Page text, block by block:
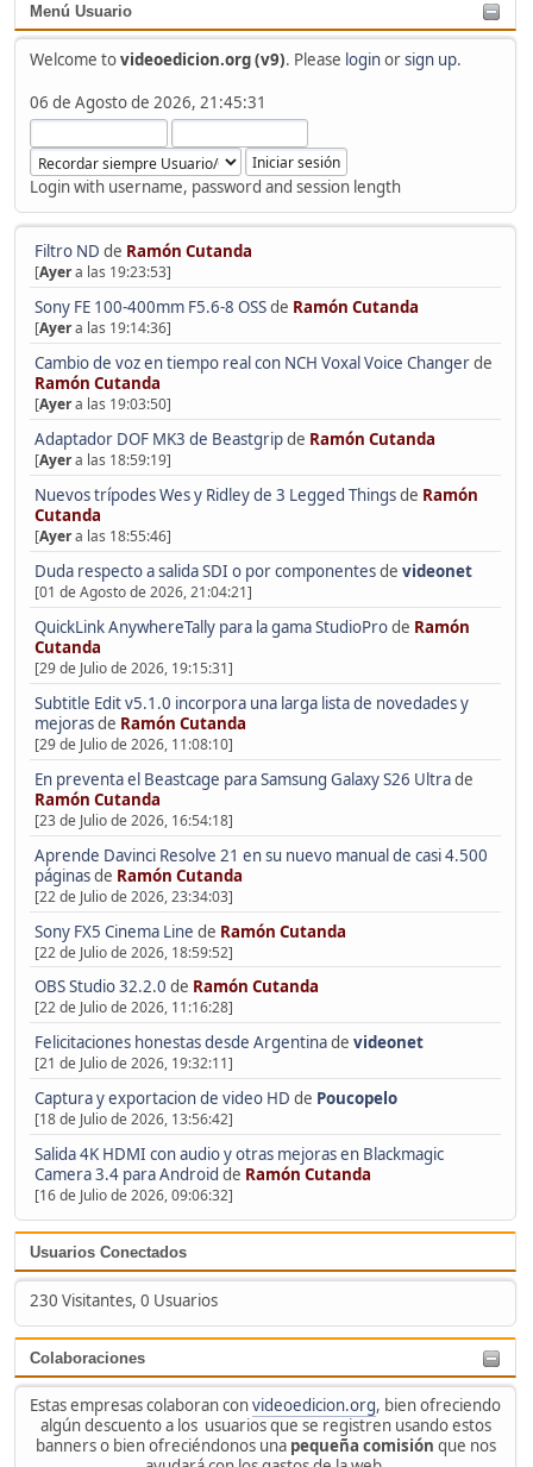
Menú Usuario
Welcome tovideoedicion.org (v9). Please loginorsign up.
06 de Agosto de 2026, 21:45:31
Login with username, password and session length
Filtro ND de Ramón Cutanda
[Ayera las 19:23:53]
Sony FE 100-400mm F5.6-8 OSSde Ramón Cutanda
[Ayera las 19:14:36]
Cambio de voz en tiempo real con NCH Voxal Voice Changerde
Ramón Cutanda
[Ayera las 19:03:50]
Adaptador DOF MK3 de Beastgripde Ramón Cutanda
[Ayera las 18:59:19]
Nuevos trípodes Wes y Ridley de 3 Legged Thingsde Ramón
Cutanda
[Ayera las 18:55:46]
Duda respecto a salida SDI o por componentesde videonet
[01 de Agosto de 2026, 21:04:21]
QuickLink AnywhereTally para la gama StudioProde Ramón
Cutanda
[29 de Julio de 2026, 19:15:31]
Subtitle Edit v5.1.0 incorpora una larga lista de novedades y
mejorasde Ramón Cutanda
[29 de Julio de 2026, 11:08:10]
En preventa el Beastcage para Samsung Galaxy S26 Ultrade
Ramón Cutanda
[23 de Julio de 2026, 16:54:18]
Aprende Davinci Resolve 21 en su nuevo manual de casi 4.500
páginasde Ramón Cutanda
[22 de Julio de 2026, 23:34:03]
Sony FX5 Cinema Line de Ramón Cutanda
[22 de Julio de 2026, 18:59:52]
OBS Studio 32.2.0 de Ramón Cutanda
[22 de Julio de 2026, 11:16:28]
Felicitaciones honestas desde Argentinade videonet
[21 de Julio de 2026, 19:32:11]
Captura y exportacion de video HD de Poucopelo
[18 de Julio de 2026, 13:56:42]
Salida 4K HDMI con audio y otras mejoras en Blackmagic
Camera 3.4 para Android de Ramón Cutanda
[16 de Julio de 2026, 09:06:32]
Usuarios Conectados
230 Visitantes, 0 Usuarios
Colaboraciones
Estas empresas colaboran convideoedicion.org, bien ofreciendo
algún descuento a los usuarios que se registren usando estos
banners o bien ofreciéndonos una pequeña comisión que nos